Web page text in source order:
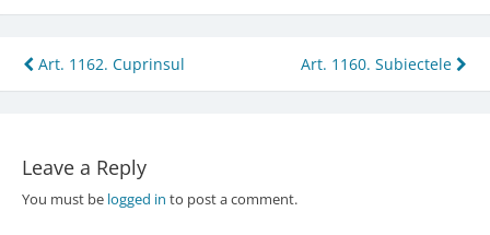
Post
navigation
Art. 1162. Cuprinsul Art. 1160. Subiectele
Leave a Reply
You must be logged in to post a comment.